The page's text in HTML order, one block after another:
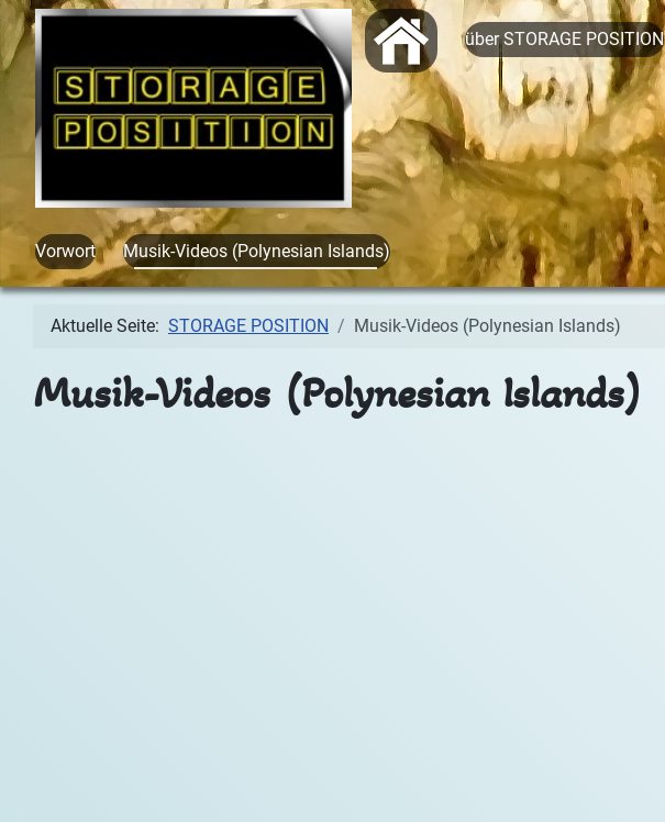
Start
über STORAGE POSITION
Vorwort Musik-Videos (Polynesian Islands)
Aktuelle Seite: STORAGE POSITION Musik-Videos (Polynesian Islands)
Musik-Videos (Polynesian Islands)